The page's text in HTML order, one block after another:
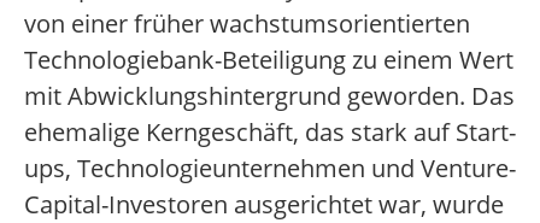
von einer früher wachstumsorientierten
Technologiebank-Beteiligung zu einem Wert
mit Abwicklungshintergrund geworden. Das
ehemalige Kerngeschäft, das stark auf Start-
ups, Technologieunternehmen und Venture-
Capital-Investoren ausgerichtet war, wurde